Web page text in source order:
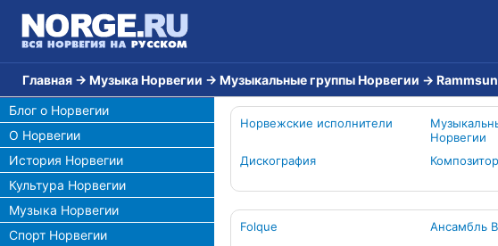
Главная → Музыка Норвегии → Музыкальные группы Норвегии →
Блог о Норвегии
О Норвегии
История Норвегии
Культура Норвегии
Музыка Норвегии
Спорт Норвегии
Норвежские исполнители
Норвегии
Дискография
Folque Ансамбль